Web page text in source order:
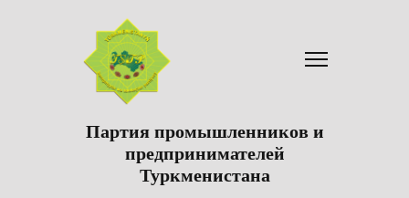
Партия промышленников и
предпринимателей
Туркменистана